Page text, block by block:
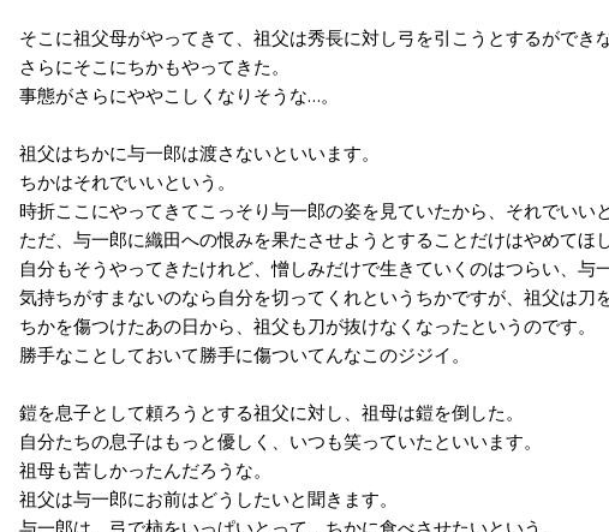
そこに祖父母がやってきて、祖父は秀長に対し弓を引こうとするができな
さらにそこにちかもやってきた。
事態がさらにややこしくなりそうな…。
祖父はちかに与一郎は渡さないといいます。
ちかはそれでいいという。
時折ここにやってきてこっそり与一郎の姿を見ていたから、それでいい
ただ、与一郎に織田への恨みを果たさせようとすることだけはやめてほし
自分もそうやってきたけれど、憎しみだけで生きていくのはつらい、与
気持ちがすまないのなら自分を切ってくれというちかですが、祖父は刀
ちかを傷つけたあの日から、祖父も刀が抜けなくなったというのです。
勝手なことしておいて勝手に傷ついてんなこのジジイ。
鎧を息子として頼ろうとする祖父に対し、祖母は鎧を倒した。
自分たちの息子はもっと優しく、いつも笑っていたといいます。
祖母も苦しかったんだろうな。
祖父は与一郎にお前はどうしたいと聞きます。
与一郎は、弓で柿をいっぱいとって、ちかに食べさせたいという。